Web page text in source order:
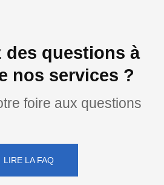
des questions à
nos services ?
foire aux questions
LIRE LA FAQ